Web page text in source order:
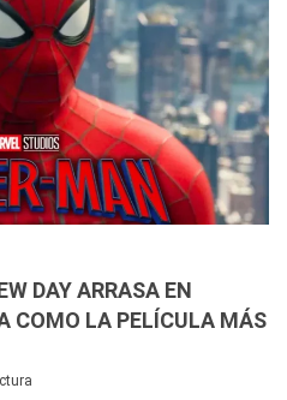
DAY ARRASA EN
COMO LA PELÍCULA MÁS